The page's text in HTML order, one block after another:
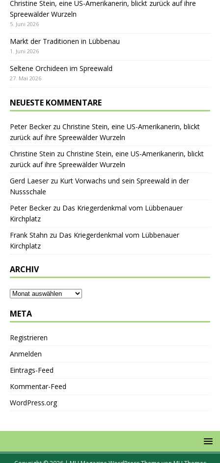
Christine Stein, eine US-Amerikanerin, blickt zurück auf ihre
Spreewälder Wurzeln
5. Juni 2026
Markt der Traditionen in Lübbenau
1. Juni 2026
Seltene Orchideen im Spreewald
27. Mai 2026
NEUESTE KOMMENTARE
Peter Beckerzu Christine Stein, eine US-Amerikanerin, blickt
zurück auf ihre Spreewälder Wurzeln
Christine Stein zu Christine Stein, eine US-Amerikanerin, blickt
zurück auf ihre Spreewälder Wurzeln
Gerd Laeserzu Kurt Vorwachs und sein Spreewald in der
Nussschale
Peter Beckerzu Das Kriegerdenkmal vom Lübbenauer
Kirchplatz
Frank Stahn zu Das Kriegerdenkmal vom Lübbenauer
Kirchplatz
ARCHIV
META
Registrieren
Anmelden
Eintrags-Feed
Kommentar-Feed
WordPress.org